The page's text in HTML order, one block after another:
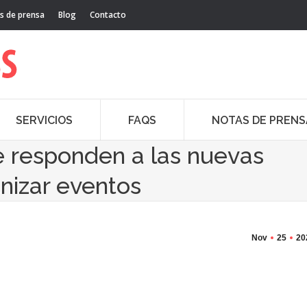
de prensa Blog Contacto
SERVICIOS FAQS NOTAS DE
responden a las nuevas
eventos
Nov 25